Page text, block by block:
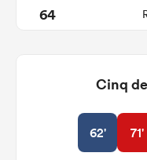
64
Cinq
62' 71'